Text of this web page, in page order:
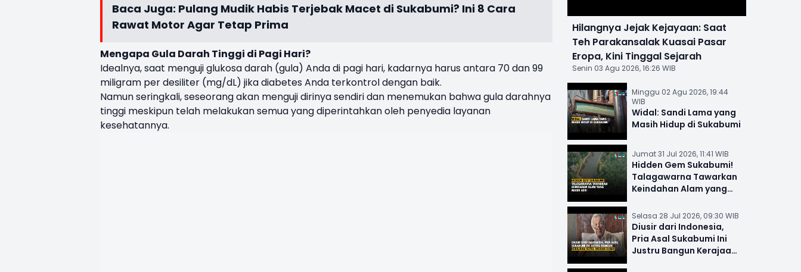
Baca Juga: Pulang Mudik Habis Terjebak Macet di Sukabumi? Ini 8 Cara
Rawat Motor Agar Tetap Prima
Mengapa Gula Darah Tinggi di Pagi Hari?
Idealnya, saat menguji glukosa darah (gula) Anda di pagi hari, kadarnya harus antara 70 dan 99
miligram per desiliter (mg/dL) jika diabetes Anda terkontrol dengan baik.
Namun seringkali, seseorang akan menguji dirinya sendiri dan menemukan bahwa gula darahnya
tinggi meskipun telah melakukan semua yang diperintahkan oleh penyedia layanan
kesehatannya.
Hilangnya Jejak Kejayaan: Saat
Teh Parakansalak Kuasai Pasar
Eropa, Kini Tinggal Sejarah
Senin 03 Agu 2026, 16:26 WIB
Minggu 02 Agu 2026, 19:44
WIB
Widal: Sandi Lama yang
Masih Hidup di Sukabumi
Jumat 31 Jul 2026, 11:41 WIB
Hidden Gem Sukabumi!
Talagawarna Tawarkan
Keindahan Alam yang
Selasa 28 Jul 2026, 09:30 WIB
Diusir dari Indonesia,
Pria Asal Sukabumi Ini
Justru Bangun Kerajaan